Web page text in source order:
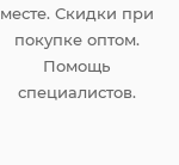
месте. Скидки при
покупке оптом.
Помощь
специалистов.